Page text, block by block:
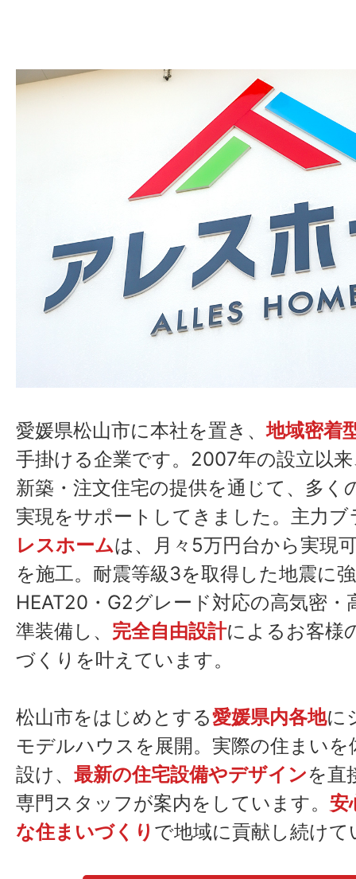
愛媛県松山市に本社を置き、地域密着
手掛ける企業です。2007年の設立以
新築・注文住宅の提供を通じて、多く
実現をサポートしてきました。主力
レスホームは、月々5万円台から実現
を施工。耐震等級3を取得した地震に
HEAT20・G2グレード対応の高気密・
準装備し、 完全自由設計によるお客様
づくりを叶えています。
松山市をはじめとする愛媛県内各地に
モデルハウスを展開。実際の住まい
設け、 最新の住宅設備やデザインを直
専門スタッフが案内をしています。 安
な住まいづくり で地域に貢献し続けて